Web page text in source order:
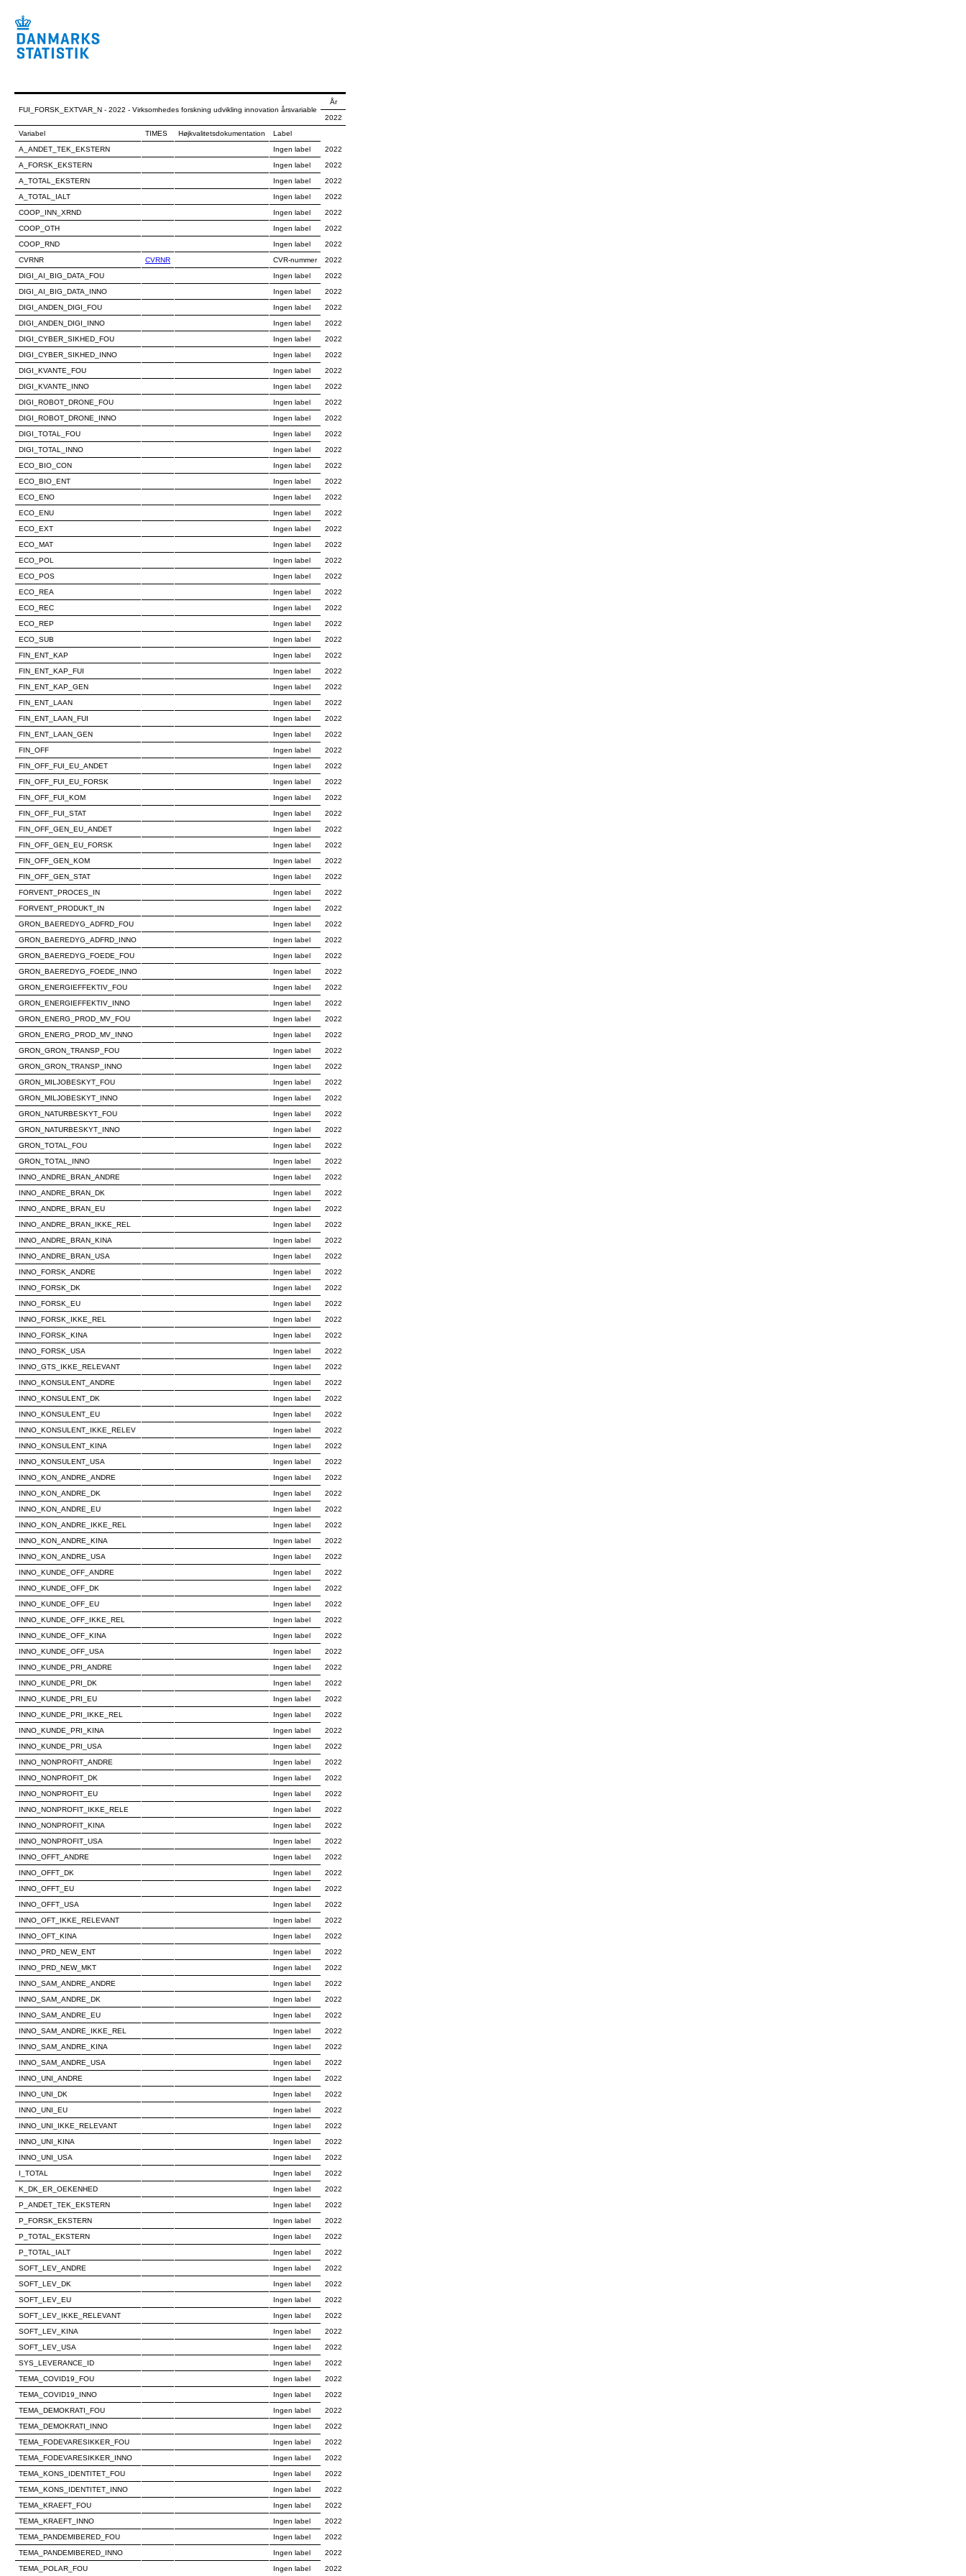
FUI_FORSK_EXTVAR_N - 2022 - Virksomhedes forskning udvikling innovation årsvariable
År
2022
Variabel
TIMES Højkvalitetsdokumentation
Label
2022
A_ANDET_TEK_EKSTERN
Ingen label
A_FORSK_EKSTERN
Ingen label
2022
A_TOTAL_EKSTERN
Ingen label
2022
A_TOTAL_IALT
Ingen label
2022
COOP_INN_XRND
Ingen label
2022
COOP_OTH
Ingen label
2022
COOP_RND
Ingen label
2022
CVRNR
CVRNR CVR-nummer
2022
DIGI_AI_BIG_DATA_FOU
Ingen label
2022
DIGI_AI_BIG_DATA_INNO
Ingen label
2022
DIGI_ANDEN_DIGI_FOU
Ingen label
2022
DIGI_ANDEN_DIGI_INNO
Ingen label
2022
DIGI_CYBER_SIKHED_FOU
Ingen label
2022
DIGI_CYBER_SIKHED_INNO
Ingen label
2022
DIGI_KVANTE_FOU
Ingen label
2022
DIGI_KVANTE_INNO
Ingen label
2022
DIGI_ROBOT_DRONE_FOU
Ingen label
2022
DIGI_ROBOT_DRONE_INNO
Ingen label
2022
DIGI_TOTAL_FOU
Ingen label
2022
DIGI_TOTAL_INNO
Ingen label
2022
ECO_BIO_CON
Ingen label
2022
ECO_BIO_ENT
Ingen label
2022
ECO_ENO
Ingen label
2022
ECO_ENU
Ingen label
2022
ECO_EXT
Ingen label
2022
ECO_MAT
Ingen label
2022
ECO_POL
Ingen label
2022
ECO_POS
Ingen label
2022
ECO_REA
Ingen label
2022
ECO_REC
Ingen label
2022
ECO_REP
Ingen label
2022
ECO_SUB
Ingen label
2022
FIN_ENT_KAP
Ingen label
2022
FIN_ENT_KAP_FUI
Ingen label
2022
FIN_ENT_KAP_GEN
Ingen label
2022
FIN_ENT_LAAN
Ingen label
2022
FIN_ENT_LAAN_FUI
Ingen label
2022
FIN_ENT_LAAN_GEN
Ingen label
2022
FIN_OFF
Ingen label
2022
FIN_OFF_FUI_EU_ANDET
Ingen label
2022
FIN_OFF_FUI_EU_FORSK
Ingen label
2022
FIN_OFF_FUI_KOM
Ingen label
2022
FIN_OFF_FUI_STAT
Ingen label
2022
FIN_OFF_GEN_EU_ANDET
Ingen label
2022
FIN_OFF_GEN_EU_FORSK
Ingen label
2022
FIN_OFF_GEN_KOM
Ingen label
2022
FIN_OFF_GEN_STAT
Ingen label
2022
FORVENT_PROCES_IN
Ingen label
2022
FORVENT_PRODUKT_IN
Ingen label
2022
GRON_BAEREDYG_ADFRD_FOU
Ingen label
2022
GRON_BAEREDYG_ADFRD_INNO
Ingen label
2022
GRON_BAEREDYG_FOEDE_FOU
Ingen label
2022
GRON_BAEREDYG_FOEDE_INNO
Ingen label
2022
GRON_ENERGIEFFEKTIV_FOU
Ingen label
2022
GRON_ENERGIEFFEKTIV_INNO
Ingen label
2022
GRON_ENERG_PROD_MV_FOU
Ingen label
2022
GRON_ENERG_PROD_MV_INNO
Ingen label
2022
GRON_GRON_TRANSP_FOU
Ingen label
2022
GRON_GRON_TRANSP_INNO
Ingen label
2022
GRON_MILJOBESKYT_FOU
Ingen label
2022
GRON_MILJOBESKYT_INNO
Ingen label
2022
GRON_NATURBESKYT_FOU
Ingen label
2022
GRON_NATURBESKYT_INNO
Ingen label
2022
GRON_TOTAL_FOU
Ingen label
2022
GRON_TOTAL_INNO
Ingen label
2022
INNO_ANDRE_BRAN_ANDRE
Ingen label
2022
INNO_ANDRE_BRAN_DK
Ingen label
2022
INNO_ANDRE_BRAN_EU
Ingen label
2022
INNO_ANDRE_BRAN_IKKE_REL
Ingen label
2022
INNO_ANDRE_BRAN_KINA
Ingen label
2022
INNO_ANDRE_BRAN_USA
Ingen label
2022
INNO_FORSK_ANDRE
Ingen label
2022
INNO_FORSK_DK
Ingen label
2022
INNO_FORSK_EU
Ingen label
2022
INNO_FORSK_IKKE_REL
Ingen label
2022
INNO_FORSK_KINA
Ingen label
2022
INNO_FORSK_USA
Ingen label
2022
INNO_GTS_IKKE_RELEVANT
Ingen label
2022
INNO_KONSULENT_ANDRE
Ingen label
2022
INNO_KONSULENT_DK
Ingen label
2022
INNO_KONSULENT_EU
Ingen label
2022
INNO_KONSULENT_IKKE_RELEV
Ingen label
2022
INNO_KONSULENT_KINA
Ingen label
2022
INNO_KONSULENT_USA
Ingen label
2022
INNO_KON_ANDRE_ANDRE
Ingen label
2022
INNO_KON_ANDRE_DK
Ingen label
2022
INNO_KON_ANDRE_EU
Ingen label
2022
INNO_KON_ANDRE_IKKE_REL
Ingen label
2022
INNO_KON_ANDRE_KINA
Ingen label
2022
INNO_KON_ANDRE_USA
Ingen label
2022
INNO_KUNDE_OFF_ANDRE
Ingen label
2022
INNO_KUNDE_OFF_DK
Ingen label
2022
INNO_KUNDE_OFF_EU
Ingen label
2022
INNO_KUNDE_OFF_IKKE_REL
Ingen label
2022
INNO_KUNDE_OFF_KINA
Ingen label
2022
INNO_KUNDE_OFF_USA
Ingen label
2022
INNO_KUNDE_PRI_ANDRE
Ingen label
2022
INNO_KUNDE_PRI_DK
Ingen label
2022
INNO_KUNDE_PRI_EU
Ingen label
2022
INNO_KUNDE_PRI_IKKE_REL
Ingen label
2022
INNO_KUNDE_PRI_KINA
Ingen label
2022
INNO_KUNDE_PRI_USA
Ingen label
2022
INNO_NONPROFIT_ANDRE
Ingen label
2022
INNO_NONPROFIT_DK
Ingen label
2022
INNO_NONPROFIT_EU
Ingen label
2022
INNO_NONPROFIT_IKKE_RELE
Ingen label
2022
INNO_NONPROFIT_KINA
Ingen label
2022
INNO_NONPROFIT_USA
Ingen label
2022
INNO_OFFT_ANDRE
Ingen label
2022
INNO_OFFT_DK
Ingen label
2022
INNO_OFFT_EU
Ingen label
2022
INNO_OFFT_USA
Ingen label
2022
INNO_OFT_IKKE_RELEVANT
Ingen label
2022
INNO_OFT_KINA
Ingen label
2022
INNO_PRD_NEW_ENT
Ingen label
2022
INNO_PRD_NEW_MKT
Ingen label
2022
INNO_SAM_ANDRE_ANDRE
Ingen label
2022
INNO_SAM_ANDRE_DK
Ingen label
2022
INNO_SAM_ANDRE_EU
Ingen label
2022
INNO_SAM_ANDRE_IKKE_REL
Ingen label
2022
INNO_SAM_ANDRE_KINA
Ingen label
2022
INNO_SAM_ANDRE_USA
Ingen label
2022
INNO_UNI_ANDRE
Ingen label
2022
INNO_UNI_DK
Ingen label
2022
INNO_UNI_EU
Ingen label
2022
INNO_UNI_IKKE_RELEVANT
Ingen label
2022
INNO_UNI_KINA
Ingen label
2022
INNO_UNI_USA
Ingen label
2022
I_TOTAL
Ingen label
2022
K_DK_ER_OEKENHED
Ingen label
2022
P_ANDET_TEK_EKSTERN
Ingen label
2022
P_FORSK_EKSTERN
Ingen label
2022
P_TOTAL_EKSTERN
Ingen label
2022
P_TOTAL_IALT
Ingen label
2022
SOFT_LEV_ANDRE
Ingen label
2022
SOFT_LEV_DK
Ingen label
2022
SOFT_LEV_EU
Ingen label
2022
SOFT_LEV_IKKE_RELEVANT
Ingen label
2022
SOFT_LEV_KINA
Ingen label
2022
SOFT_LEV_USA
Ingen label
2022
SYS_LEVERANCE_ID
Ingen label
2022
TEMA_COVID19_FOU
Ingen label
2022
TEMA_COVID19_INNO
Ingen label
2022
TEMA_DEMOKRATI_FOU
Ingen label
2022
TEMA_DEMOKRATI_INNO
Ingen label
2022
TEMA_FODEVARESIKKER_FOU
Ingen label
2022
TEMA_FODEVARESIKKER_INNO
Ingen label
2022
TEMA_KONS_IDENTITET_FOU
Ingen label
2022
TEMA_KONS_IDENTITET_INNO
Ingen label
2022
TEMA_KRAEFT_FOU
Ingen label
2022
TEMA_KRAEFT_INNO
Ingen label
2022
TEMA_PANDEMIBERED_FOU
Ingen label
2022
TEMA_PANDEMIBERED_INNO
Ingen label
2022
TEMA_POLAR_FOU
Ingen label 2022